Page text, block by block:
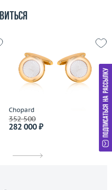
Chopard
352 500
282 000 ₽